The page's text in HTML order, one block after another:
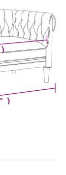
70,5
см (Ш x
43 см